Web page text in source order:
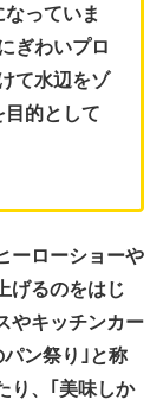
っていま
ぎわいプロ
て水辺をゾ
目的として
ーローショーや
げるのをはじ
やキッチンカー
ン祭り｣と称
り、｢美味しか